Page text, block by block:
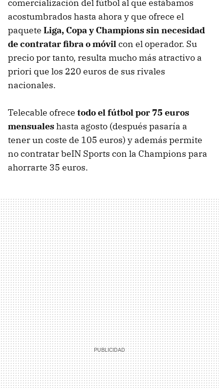
comercialización del fútbol al que estábamos
acostumbrados hasta ahora y que ofrece el
paquete Liga, Copa y Champions sin necesidad
de contratar fibra o móvilcon el operador. Su
precio por tanto, resulta mucho más atractivo a
priori que los 220 euros de sus rivales
nacionales.
Telecable ofrece todo el fútbol por 75 euros
mensualeshasta agosto (después pasaría a
tener un coste de 105 euros) y además permite
no contratar beIN Sports con la Champions para
ahorrarte 35 euros.